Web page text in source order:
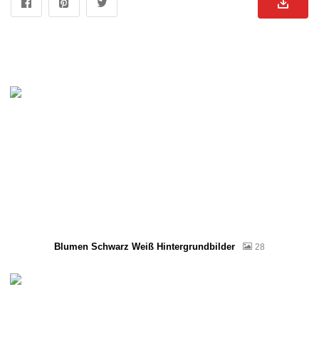
Blumen Schwarz Weiß Hintergrundbilder 28